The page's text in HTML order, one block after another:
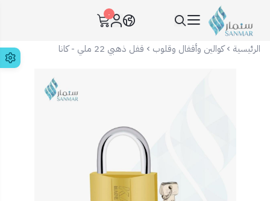
سنمار Sanmar
٠
الرئيسية كوالين وأقفال وقلوب قفل ذهبي 22 ملي - كانا